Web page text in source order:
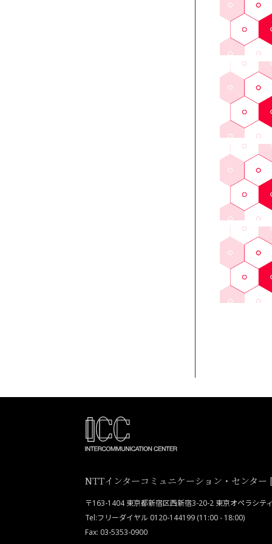
NTTインターコミュニケーション・センター
〒163-1404 東京都新宿区西新宿3-20-2 東京オペラシテ
Tel:フリーダイヤル 0120-144199 (11:00 - 18:00)
Fax: 03-5353-0900